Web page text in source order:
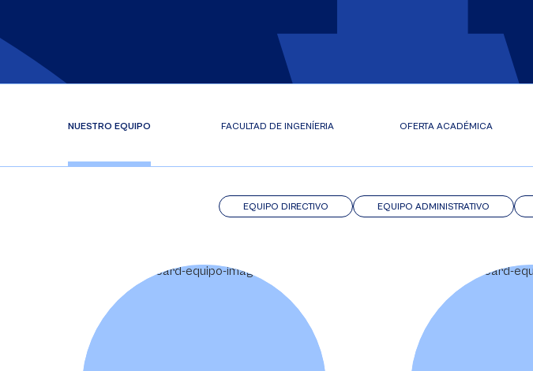
NUESTRO EQUIPO FACULTAD DE INGENÍERIA OFERTA ACADÉMICA
EQUIPO ADMINISTRATIVO
EQUIPO DIRECTIVO